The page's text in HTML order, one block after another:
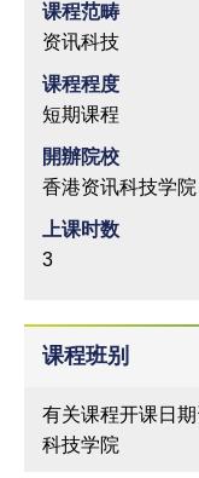
课程范畴
资讯科技
课程程度
短期课程
開辦院校
香港资讯科技学院
上课时数
3
课程班别
有关课程开课日
科技学院